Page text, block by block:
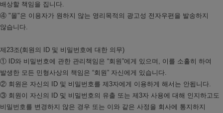
배상할 책임을 집니다.
④ "몰"은 이용자가 원하지 않는 영리목적의 광고성 전자우편을 발송하지
않습니다.
제23조(회원의 ID 및 비밀번호에 대한 의무)
① ID와 비밀번호에 관한 관리책임은 “회원”에게 있으며, 이를 소홀히 하여
발생한 모든 민형사상의 책임은 “회원” 자신에게 있습니다.
② 회원은 자신의 ID 및 비밀번호를 제3자에게 이용하게 해서는 안됩니다.
③ 회원이 자신의 ID 및 비밀번호의 유출 또는 제3자 사용에 대해 인지하고도
비밀번호를 변경하지 않은 경우 또는 이와 같은 사정을 회사에 통지하지